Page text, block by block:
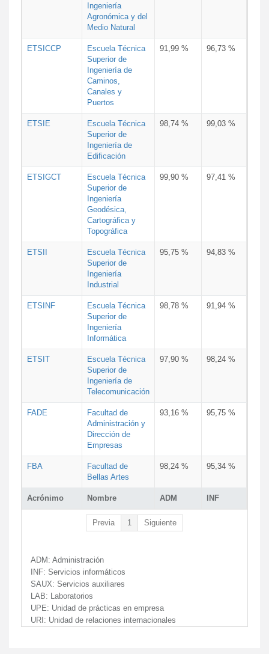
Acrónimo Nombre ADM INF
Ingeniería
Agronómica y del
Medio Natural
ETSICCP
Escuela Técnica
Superior de
Ingeniería de
Caminos,
Canales y
Puertos
91,99 % 96,73 %
ETSIE
Escuela Técnica
Superior de
Ingeniería de
Edificación
98,74 % 99,03 %
ETSIGCT
Escuela Técnica
Superior de
Ingeniería
Geodésica,
Cartográfica y
Topográfica
99,90 % 97,41 %
ETSII
Escuela Técnica
Superior de
Ingeniería
Industrial
95,75 % 94,83 %
ETSINF
Escuela Técnica
Superior de
Ingeniería
Informática
98,78 % 91,94 %
ETSIT
Escuela Técnica
Superior de
Ingeniería de
Telecomunicación
97,90 % 98,24 %
FADE
Facultad de
Administración y
Dirección de
Empresas
93,16 % 95,75 %
FBA
Facultad de
Bellas Artes
98,24 % 95,34 %
Previa 1 Siguiente
ADM: Administración
INF: Servicios informáticos
SAUX: Servicios auxiliares
LAB: Laboratorios
UPE: Unidad de prácticas en empresa
URI: Unidad de relaciones internacionales